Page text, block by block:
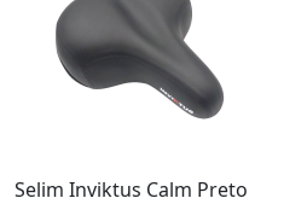
Selim Inviktus Calm Preto